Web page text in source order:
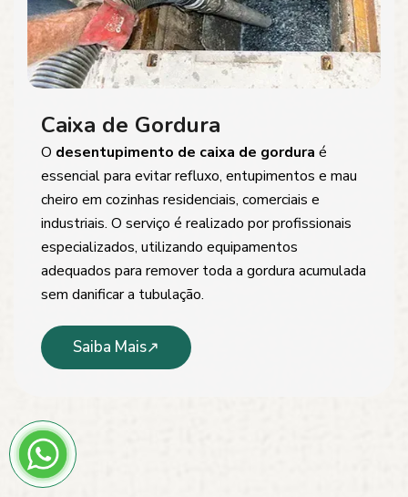
Caixa de Gordura
O desentupimento de caixa de gordura é
essencial para evitar refluxo, entupimentos e mau
cheiro em cozinhas residenciais, comerciais e
industriais. O serviço é realizado por profissionais
especializados, utilizando equipamentos
adequados para remover toda a gordura acumulada
sem danificar a tubulação.
Saiba Mais